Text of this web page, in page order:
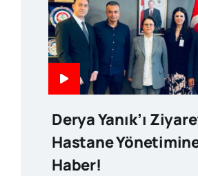
Derya Yanık’ı
Hastane
Haber!